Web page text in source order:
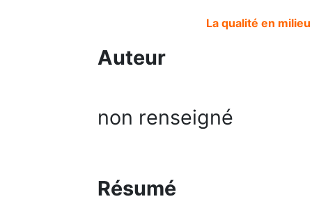
La qualité en
Auteur
non renseigné
Résumé